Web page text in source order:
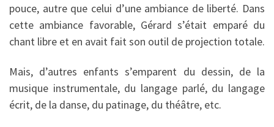
pouce, autre que celui d’une ambiance de liberté. Dans
cette ambiance favorable, Gérard s’était emparé du
chant libre et en avait fait son outil de projection totale.
Mais, d’autres enfants s’emparent du dessin, de la
musique instrumentale, du langage parlé, du langage
écrit, de la danse, du patinage, du théâtre, etc.